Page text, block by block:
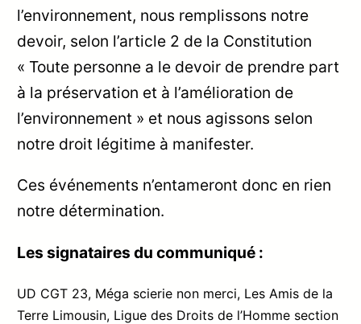
l’environnement, nous remplissons notre
devoir, selon l’article 2 de la Constitution
« Toute personne a le devoir de prendre part
à la préservation et à l’amélioration de
l’environnement » et nous agissons selon
notre droit légitime à manifester.
Ces événements n’entameront donc en rien
notre détermination.
Les signataires du communiqué :
UD CGT 23, Méga scierie non merci, Les Amis de la
Terre Limousin, Ligue des Droits de l’Homme section